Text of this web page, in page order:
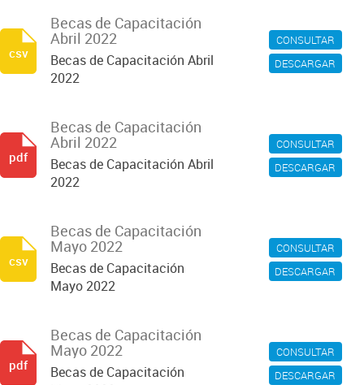
CONSULTAR
DESCARGAR
Becas de Capacitación
Abril 2022
Becas de Capacitación Abril
2022
csv
CONSULTAR
DESCARGAR
Becas de Capacitación
Abril 2022
Becas de Capacitación Abril
2022
pdf
CONSULTAR
DESCARGAR
Becas de Capacitación
Mayo 2022
Becas de Capacitación
Mayo 2022
csv
CONSULTAR
DESCARGAR
Becas de Capacitación
Mayo 2022
Becas de Capacitación
pdf